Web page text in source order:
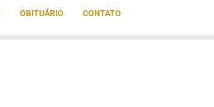
OBITUÁRIO CONTATO